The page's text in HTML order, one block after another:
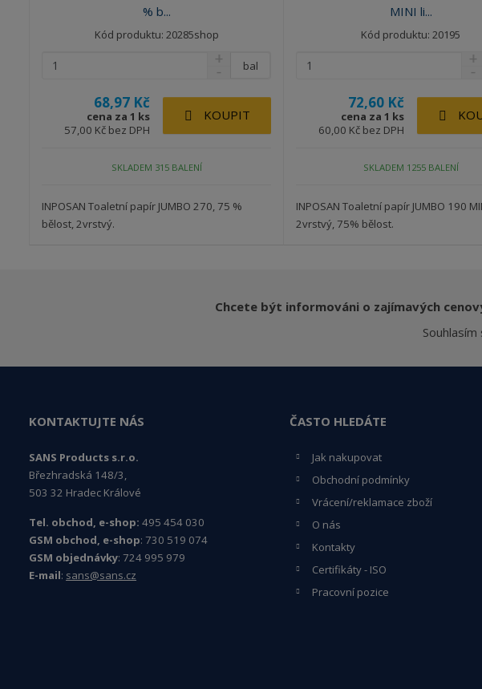
% b...
Kód produktu: 20285shop
68,97 Kč
cena za 1 ks
57,00 Kč bez DPH
bal
KOUPIT
SKLADEM 315 BALENÍ
INPOSAN Toaletní papír JUMBO 270, 75 %
bělost, 2vrstvý.
MINI li...
Kód produktu: 20195
72,60 Kč
cena za 1 ks
60,00 Kč bez DPH
SKLADEM 1255 BALENÍ
INPOSAN Toaletní papír JUMBO 190
2vrstvý, 75% bělost.
Chcete být informováni o zajímavých
Souhlasím
KONTAKTUJTE NÁS
SANS Products s.r.o.
Březhradská 148/3,
503 32 Hradec Králové
Tel. obchod, e-shop: 495 454 030
GSM obchod, e-shop: 730 519 074
GSM objednávky: 724 995 979
E-mail: sans@sans.cz
ČASTO HLEDÁTE
Jak nakupovat
Obchodní podmínky
Vrácení/reklamace zboží
O nás
Kontakty
Certifikáty - ISO
Pracovní pozice